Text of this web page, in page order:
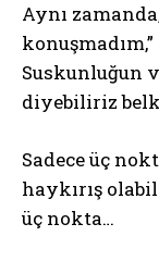
Aynı
Suskunluğun
diyebiliriz
Sadece üç
haykırış
üç nokta…